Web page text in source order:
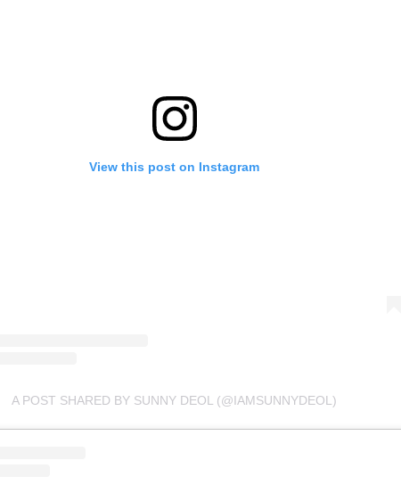
View this post on Instagram
A POST SHARED BY SUNNY DEOL (@IAMSUNNYDEOL)